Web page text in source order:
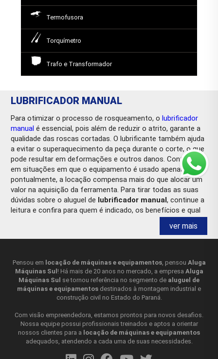
Termofusora
Torquímetro
Trafo e Transformador
LUBRIFICADOR MANUAL
Para otimizar o processo de rosqueamento, olubrificador
manual é essencial, pois além de reduzir o atrito, garante a
qualidade das roscas cortadas. O lubrificante também ajuda
a evitar o superaquecimento da peça durante o corte, o que
pode resultar em deformações e outros danos. Contudo,
em situações em que o equipamento é usado apenas
pontualmente, a locação compensa mais do que alocar um
valor na aquisição da ferramenta. Para tirar todas as suas
dúvidas sobre o aluguel de lubrificador manual, continue a
leitura e confira para quem é indicado, os benefícios e qual
Olubrificador manualé um dispositivo utilizado no
processo de rosqueamento para lubrificar as roscas
durante o corte. Ele é composto por um recipiente que
contém óleo lubrificante e um aplicador manual que é usado
para aplicar o lubrificante nas roscas enquanto são
cortadas. O uso dolubrificador manualé importante
porque ajuda a reduzir o atrito entre a ferramenta de corte e
a peça em que está sendo cortada a rosca, reduzindo assim
o desgaste da ferramenta e prolongando sua vida útil. Além
ver mais
Pensou em locação de máquinas e equipamentos, pensou Aluga
Máquinas Sul ! Há mais de 20 anos no mercado, a empresa Aluga
Máquinas Sul se tornou referência no segmento de aluguel de
máquinas e equipamentos destinados à montagem industrial e
construção civil no Estado do Paraná.
Com visão empreendedora, estamos prontos para novos desafios.
Nossa equipe possui profissionais treinados e aptos a orientar
nossos clientes para a locação de máquinas e equipamentos
adequados, atendendo a cada uma de suas necessidades.